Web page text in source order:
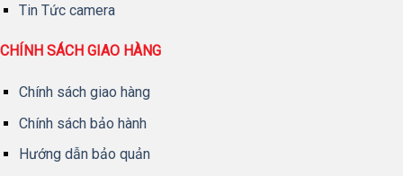
Tin Tức camera
CHÍNH SÁCH GIAO HÀNG
Chính sách giao hàng
Chính sách bảo hành
Hướng dẫn bảo quản